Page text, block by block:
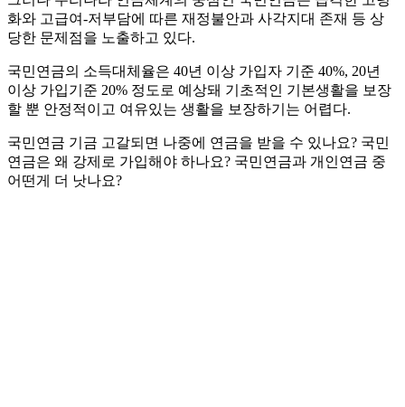
화와 고급여-저부담에 따른 재정불안과 사각지대 존재 등 상
당한 문제점을 노출하고 있다.
국민연금의 소득대체율은 40년 이상 가입자 기준 40%, 20년
이상 가입기준 20% 정도로 예상돼 기초적인 기본생활을 보장
할 뿐 안정적이고 여유있는 생활을 보장하기는 어렵다.
국민연금 기금 고갈되면 나중에 연금을 받을 수 있나요? 국민
연금은 왜 강제로 가입해야 하나요? 국민연금과 개인연금 중
어떤게 더 낫나요?